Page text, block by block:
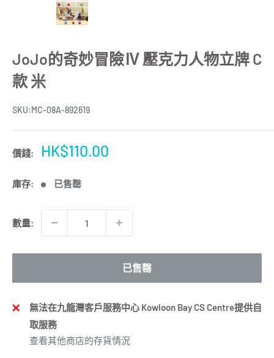
JoJo的奇妙冒險Ⅳ 壓克力人物立牌 C
款 米
SKU:MC-08A-892619
價錢:
特
HK$110.00
庫存: 已售罄
數量:
已售罄
無法在九龍灣客戶服務中心 Kowloon Bay CS Centre提供自
取服務
查看其他商店的存貨情況